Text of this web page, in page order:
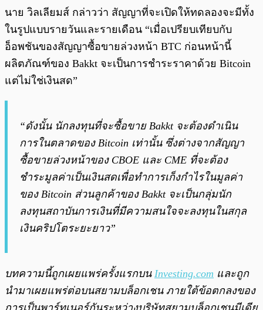
นาย วิลเลียมส์ กล่าวว่า สัญญาที่จะเปิดให้ทดลองจะมีทั้ง
ในรูปแบบรายวันและรายเดือน “เมื่อเปรียบเทียบกับ
อ็อพชันของสัญญาซื้อขายล่วงหน้า BTC ก่อนหน้านี้
ผลิตภัณฑ์ของ Bakkt จะเป็นการชำระราคาด้วย Bitcoin
แต่ไม่ใช่เงินสด”
“ดังนั้น นักลงทุนที่จะซื้อขาย Bakkt จะต้องดำเนิน
การในตลาดของ Bitcoin เท่านั้น ซึ่งต่างจากสัญญา
ซื้อขายล่วงหน้าของ CBOE และ CME ที่จะต้อง
ชำระมูลค่าเป็นเงินสดเพื่อทำการเก็งกำไรในมูลค่า
ของ Bitcoin ส่วนลูกค้าของ Bakkt จะเป็นกลุ่มนัก
ลงทุนสถาบันการเงินที่มีความสนใจจะลงทุนในสกุล
เงินคริปโตระยะยาว”
บทความนี้ถูกเผยแพร่ครั้งแรกบน Investing.com และถูก
นำมาเผยแพร่ต่อบนสยามบล็อกเชน ภายใต้ข้อตกลงของ
การเป็นพาร์ทเนอร์กันระหว่างบริษัทสยามบล็อกเชนมีเดีย